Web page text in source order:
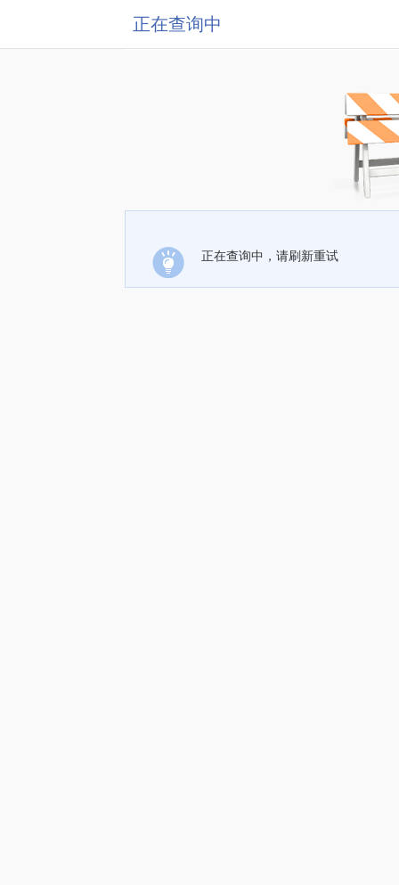
正在查询中
正在查询中，请刷新重试